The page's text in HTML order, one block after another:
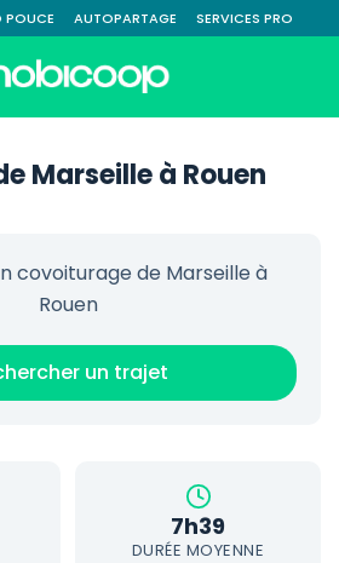
POUCE AUTOPARTAGE SERVICES PRO
Marseille à Rouen
covoiturage de Marseille à
Rouen
un trajet
7h39
DURÉE MOYENNE